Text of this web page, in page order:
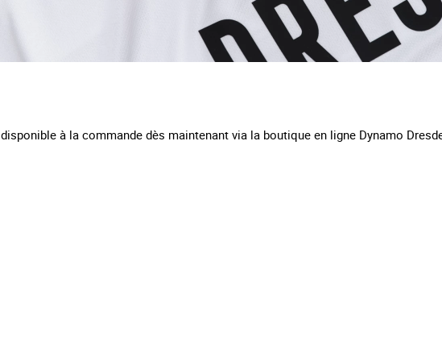
à la commande dès maintenant via la boutique en ligne Dynamo